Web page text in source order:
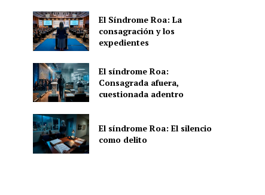
El Síndrome Roa: La
consagración y los
expedientes
El síndrome Roa:
Consagrada afuera,
cuestionada adentro
El síndrome Roa: El silencio
como delito